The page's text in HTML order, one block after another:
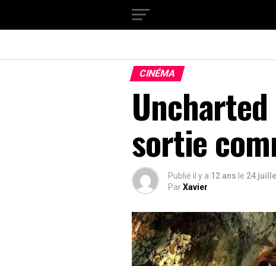
CINÉMA
sortie
Publié il y a 12 ans le 24
ParXavier